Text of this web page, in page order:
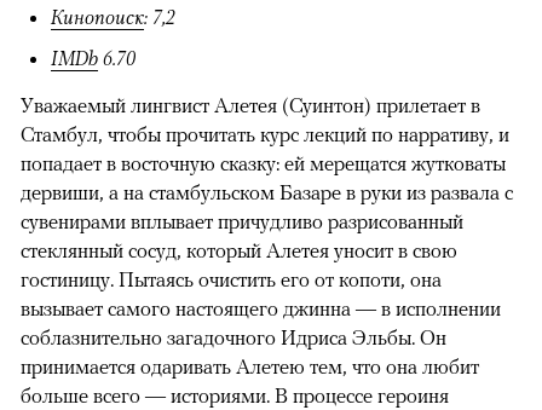
Кинопоиск: 7,2
IMDb 6.70
00:00 / 00:00
Уважаемый лингвист Алетея (Суинтон) прилетает в
Стамбул, чтобы прочитать курс лекций по нарративу, и
попадает в восточную сказку: ей мерещатся жутковаты
дервиши, а на стамбульском Базаре в руки из развала с
сувенирами вплывает причудливо разрисованный
стеклянный сосуд, который Алетея уносит в свою
гостиницу. Пытаясь очистить его от копоти, она
вызывает самого настоящего джинна — в исполнении
соблазнительно загадочного Идриса Эльбы. Он
принимается одаривать Алетею тем, что она любит
больше всего — историями. В процессе героиня